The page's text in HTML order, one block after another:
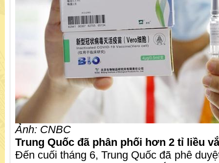
Ảnh: CNBC
Trung Quốc đã phân phối hơn 2 tỉ liều
Đến cuối tháng 6, Trung Quốc đã phê